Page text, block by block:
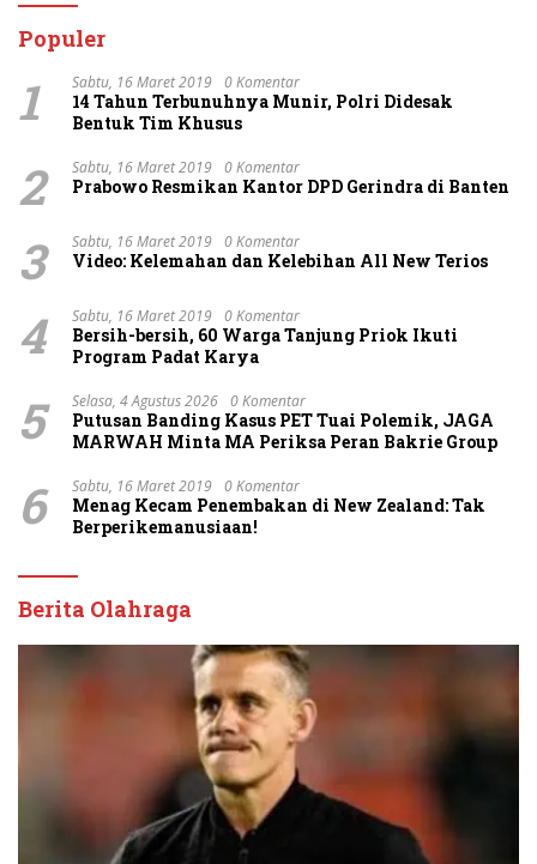
Populer
1 Sabtu, 16 Maret 2019 0 Komentar
14 Tahun Terbunuhnya Munir, Polri Didesak
Bentuk Tim Khusus
2 Sabtu, 16 Maret 2019 0 Komentar
Prabowo Resmikan Kantor DPD Gerindra di Banten
3 Sabtu, 16 Maret 2019 0 Komentar
Video: Kelemahan dan Kelebihan All New Terios
4 Sabtu, 16 Maret 2019 0 Komentar
Bersih-bersih, 60 Warga Tanjung Priok Ikuti
Program Padat Karya
5 Selasa, 4 Agustus 2026 0 Komentar
Putusan Banding Kasus PET Tuai Polemik, JAGA
MARWAH Minta MA Periksa Peran Bakrie Group
6 Sabtu, 16 Maret 2019 0 Komentar
Menag Kecam Penembakan di New Zealand: Tak
Berperikemanusiaan!
Berita Olahraga